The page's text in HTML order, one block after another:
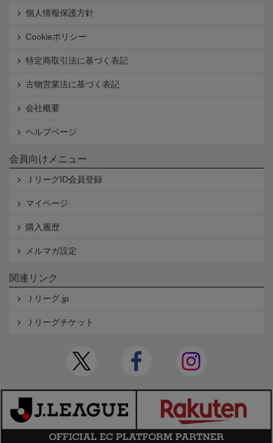
個人情報保護方針
Cookieポリシー
特定商取引法に基づく表記
古物営業法に基づく表記
会社概要
ヘルプページ
会員向けメニュー
ＪリーグID会員登録
マイページ
購入履歴
メルマガ設定
関連リンク
Ｊリーグ.jp
Ｊリーグチケット